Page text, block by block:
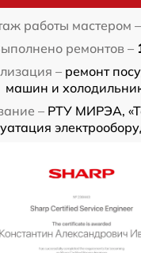
работы мастером –
ремонтов –
– ремонт
машин и
– РТУ МИРЭА,